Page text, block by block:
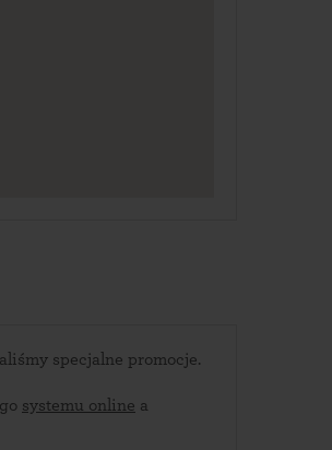
Dla stałych dłuskich klientów przygotowaliśmy specjalne promocje.
systemu online a